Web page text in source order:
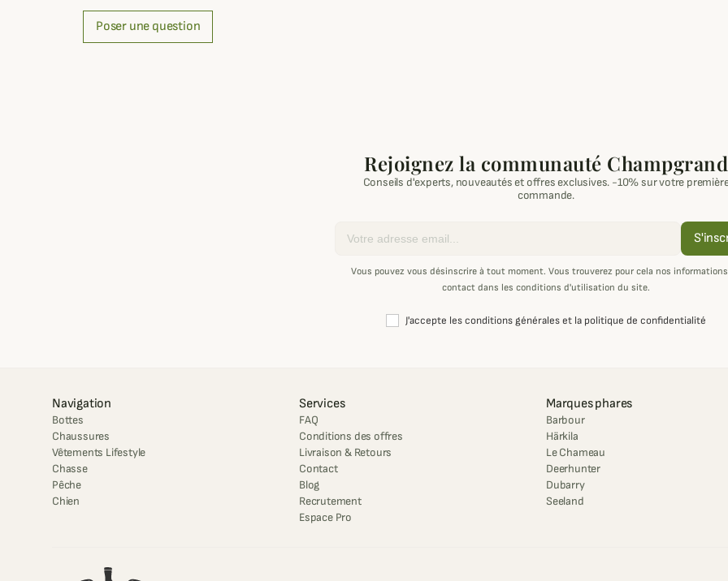
Poser une question
Rejoignez la communauté Champgrand
Conseils d'experts, nouveautés et offres exclusives. -10% sur votre
commande.
Vous pouvez vous désinscrire à tout moment. Vous trouverez pour cela nos
contact dans les conditions d'utilisation du site.
J'accepte les conditions générales et la politique de confidentialité
Navigation
Bottes
Chaussures
Vêtements Lifestyle
Chasse
Pêche
Chien
Services
FAQ
Conditions des offres
Livraison & Retours
Contact
Blog
Recrutement
Espace Pro
Marques phares
Barbour
Härkila
Le Chameau
Deerhunter
Dubarry
Seeland